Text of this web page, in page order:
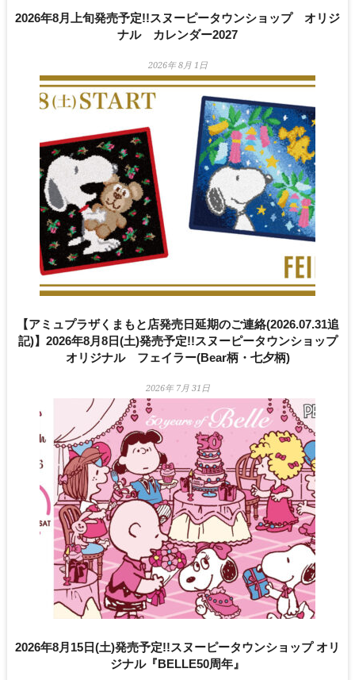
2026年8月上旬発売予定!!スヌーピータウンショップ オリジ
ナル カレンダー2027
2026年 8月 1日
【アミュプラザくまもと店発売日延期のご連絡(2026.07.31追
記)】2026年8月8日(土)発売予定!!スヌーピータウンショップ
オリジナル フェイラー(Bear柄・七夕柄)
2026年 7月 31日
2026年8月15日(土)発売予定!!スヌーピータウンショップ オリ
ジナル『BELLE50周年』